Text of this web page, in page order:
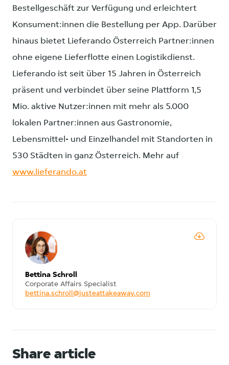
Bestellgeschäft zur Verfügung und erleichtert
Konsument:innen die Bestellung per App. Darüber
hinaus bietet Lieferando Österreich Partner:innen
ohne eigene Lieferflotte einen Logistikdienst.
Lieferando ist seit über 15 Jahren in Österreich
präsent und verbindet über seine Plattform 1,5
Mio. aktive Nutzer:innen mit mehr als 5.000
lokalen Partner:innen aus Gastronomie,
Lebensmittel- und Einzelhandel mit Standorten in
530 Städten in ganz Österreich. Mehr auf
www.lieferando.at
Bettina Schroll
Corporate Affairs Specialist
bettina.schroll@justeattakeaway.com
Share article